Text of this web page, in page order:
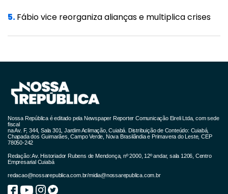
já estarão em fase de redução, conforme
determinado na própria Lei Complementar
convalidação.
A PEC ainda prevê que lei complementar
poderá estabelecer critérios e limites para a
procedimentos para a União analisar o
cumprimento dos requisitos pelas empresas
que pleitearem a compensação.
Segundo interlocutores, o dispositivo que
determina a complementação de recursos foi
5.Fábio vice reorganiza alianças e multiplica crises
Nossa República é editado pela Newspaper Reporter Comunicação Eireli Ltda, com sede
fiscal
na Av. F, 344, Sala 301, Jardim Aclimação, Cuiabá. Distribuição de Conteúdo: Cuiabá,
Chapada dos Guimarães, Campo Verde, Nova Brasilândia e Primavera do Leste, CEP
78050-242
Redação: Av. Historiador Rubens de Mendonça, nº 2000, 12º andar, sala 1206, Centro
Empresarial Cuiabá
redacao@nossarepublica.com.br/midia@nossarepublica.com.br